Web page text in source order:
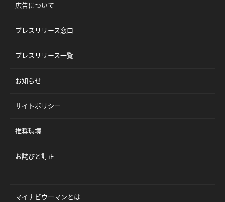
広告について
プレスリリース窓口
プレスリリース一覧
お知らせ
サイトポリシー
推奨環境
お詫びと訂正
マイナビウーマンとは